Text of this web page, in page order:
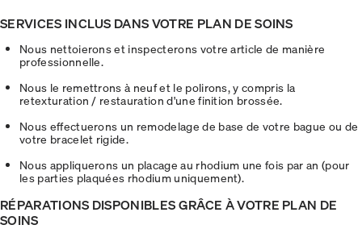
SERVICES INCLUS DANS VOTRE PLAN DE SOINS
Nous nettoierons et inspecterons votre article de manière
professionnelle.
Nous le remettrons à neuf et le polirons, y compris la
retexturation / restauration d'une finition brossée.
Nous effectuerons un remodelage de base de votre bague ou de
votre bracelet rigide.
Nous appliquerons un placage au rhodium une fois par an (pour
les parties plaquées rhodium uniquement).
RÉPARATIONS DISPONIBLES GRÂCE À VOTRE PLAN DE
SOINS